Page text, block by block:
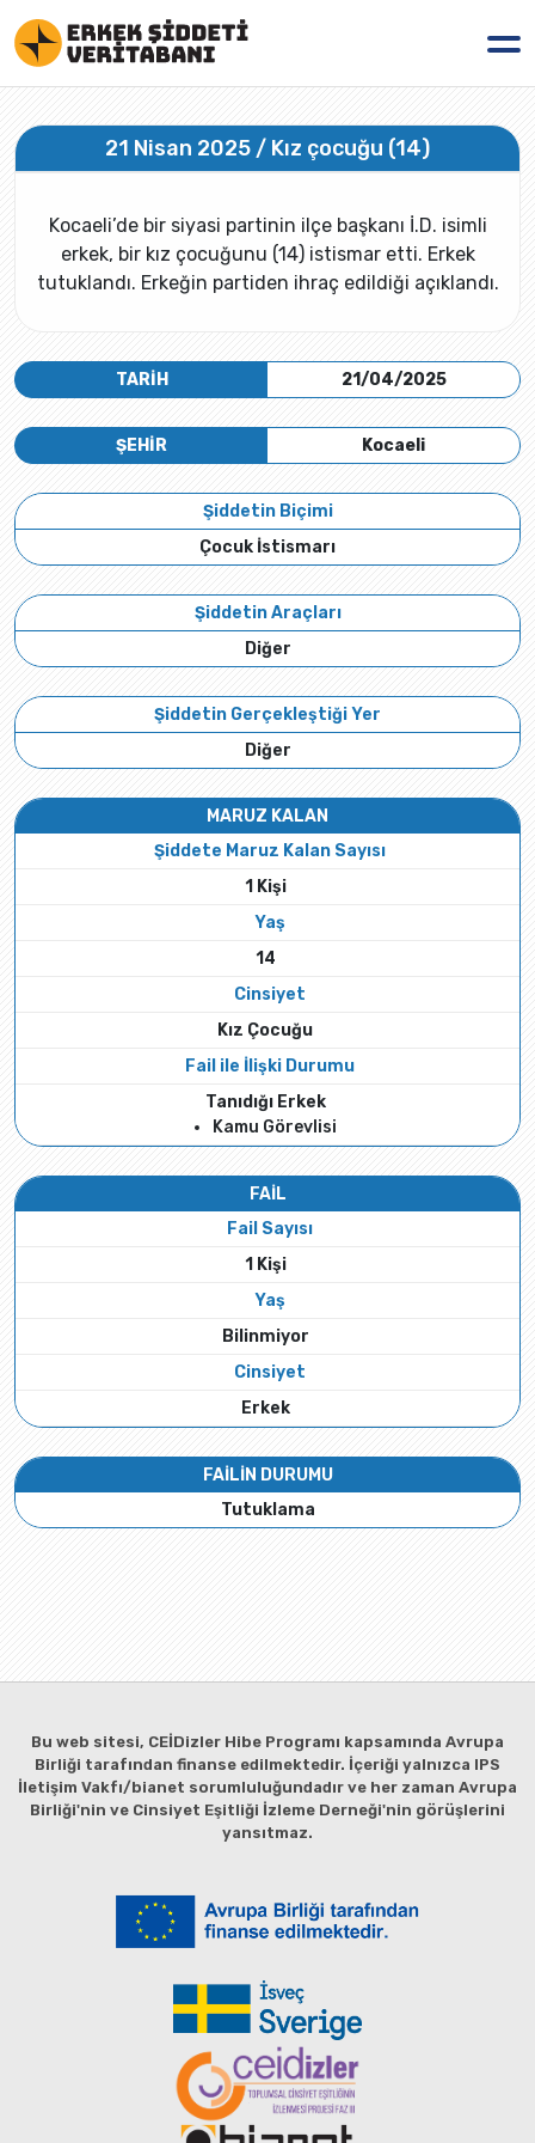
21 Nisan 2025 / Kız çocuğu (14)
Kocaeli’de bir siyasi partinin ilçe başkanı İ.D. isimli
erkek, bir kız çocuğunu (14) istismar etti. Erkek
tutuklandı. Erkeğin partiden ihraç edildiği açıklandı.
TARİH 21/04/2025
Kocaeli
ŞEHİR
Şiddetin Biçimi
Çocuk İstismarı
Şiddetin Araçları
Diğer
Şiddetin Gerçekleştiği Yer
Diğer
MARUZ KALAN
Şiddete Maruz Kalan Sayısı
1 Kişi
Yaş
14
Cinsiyet
Kız Çocuğu
Fail ile İlişki Durumu
Tanıdığı Erkek
Kamu Görevlisi
FAİL
Fail Sayısı
1 Kişi
Yaş
Bilinmiyor
Cinsiyet
Erkek
FAİLİN DURUMU
Tutuklama
Bu web sitesi, CEİDizler Hibe Programı kapsamında Avrupa
Birliği tarafından finanse edilmektedir. İçeriği yalnızca IPS
İletişim Vakfı/bianet sorumluluğundadır ve her zaman Avrupa
Birliği'nin ve Cinsiyet Eşitliği İzleme Derneği'nin görüşlerini
yansıtmaz.